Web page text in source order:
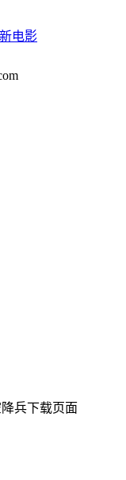
电影
兵下载页面